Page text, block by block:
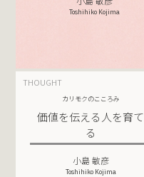
Toshihiko Kojima
THOUGHT
カリモクのこころみ
価値を伝える人を育て
る
小島 敏彦
Toshihiko Kojima